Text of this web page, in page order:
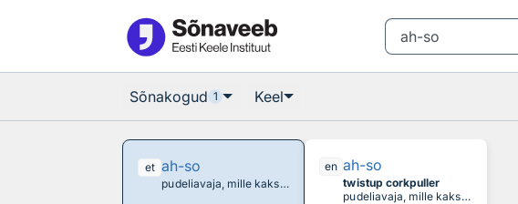
Sõnakogud 1 Keel
et ah-so
pudeliavaja, mille kaks õhukest metallpiid libistatakse korgi ja pudelikaela vahele, et kork õrnalt eemaldada, opener works by sliding thin metal prongs between the cork and the bottle neck, allowing for a gentle extraction without breaking the cork
en ah-so
twistup corkpuller
pudeliavaja, mille kaks õhukest metallpiid libistatakse korgi ja pudelikaela vahele, et kork õrnalt eemaldada, opener works by sliding thin metal prongs between the cork and the bottle neck, allowing for a gentle extraction without breaking the cork